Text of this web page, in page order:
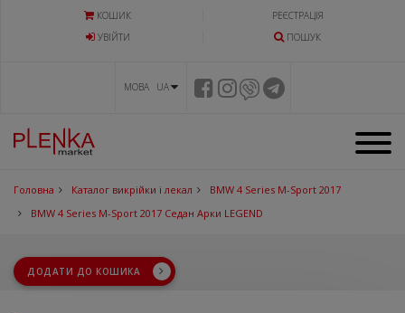
КОШИК
РЕЄСТРАЦІЯ
УВIЙТИ
ПОШУК
МОВА UA
Головна Каталог викрійки і лекал
BMW 4 Series M-Sport 2017
BMW 4 Series M-Sport 2017 Седан Арки LEGEND
ДОДАТИ ДО КОШИКА